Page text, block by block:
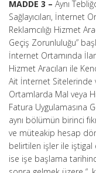
MADDE 3 – Aynı
Sağlayıcıları, İnternet
Reklamcılığı Hizmet
Geçiş Zorunluluğu”
İnternet Ortamında İlan
Hizmet Aracıları ile
Ait İnternet Sitelerinde
Ortamlarda Mal veya
Fatura Uygulamasına
aynı bölümün birinci
ve müteakip hesap
belirtilen işler ile
ise işe başlama